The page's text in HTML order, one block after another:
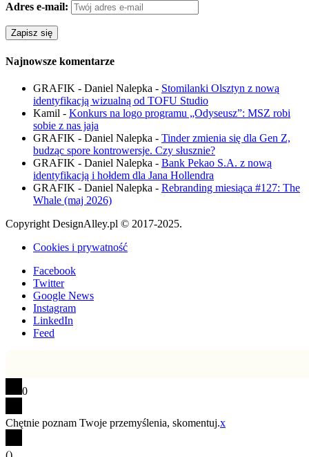
Adres e-mail:
Najnowsze komentarze
GRAFIK - Daniel Nalepka - Stomilanki Olsztyn z nową
identyfikacją wizualną od TOFU Studio
Kamil - Konkurs na logo programu „Odyseusz”: MSZ robi
sobie z nas jaja
GRAFIK - Daniel Nalepka - Tinder zmienia się dla Gen Z,
budząc spore kontrowersje. Czy słusznie?
GRAFIK - Daniel Nalepka - Bank Pekao S.A. z nową
identyfikacją i hołdem dla Jana Hollendra
GRAFIK - Daniel Nalepka - Rebranding miesiąca #127: The
Whale (maj 2026)
Copyright DesignAlley.pl © 2017-2025.
Cookies i prywatność
Facebook
Twitter
Google News
Instagram
LinkedIn
Feed
0
Chętnie poznam Twoje przemyślenia, skomentuj.x
()